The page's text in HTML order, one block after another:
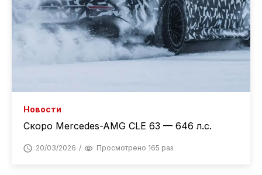
Новости
Скоро Mercedes-AMG CLE 63 — 646 л.с.
20/03/2026 Просмотрено 165 раз